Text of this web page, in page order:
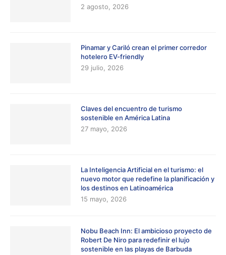
2 agosto, 2026
Pinamar y Cariló crean el primer corredor
hotelero EV-friendly
29 julio, 2026
Claves del encuentro de turismo
sostenible en América Latina
27 mayo, 2026
La Inteligencia Artificial en el turismo: el
nuevo motor que redefine la planificación y
los destinos en Latinoamérica
15 mayo, 2026
Nobu Beach Inn: El ambicioso proyecto de
Robert De Niro para redefinir el lujo
sostenible en las playas de Barbuda